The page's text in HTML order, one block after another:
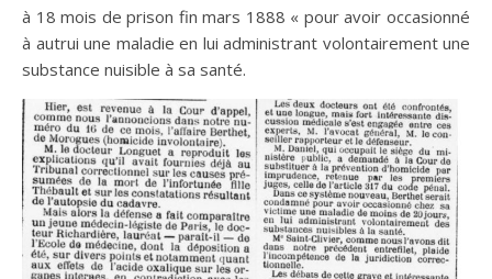
à 18 mois de prison fin mars 1888 « pour avoir occasionné
à autrui une maladie en lui administrant volontairement une
substance nuisible à sa santé.